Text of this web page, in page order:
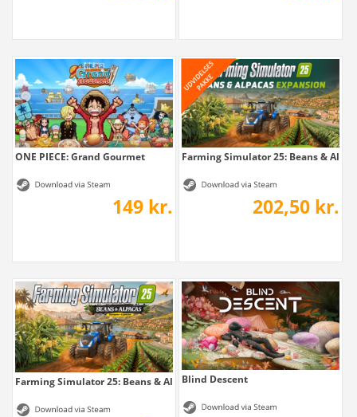
ONE PIECE: Grand Gourmet
149 kr.
Farming Simulator 25: Beans &
202,50 kr.
Farming Simulator 25: Beans & Alpacas Edition
Blind Descent